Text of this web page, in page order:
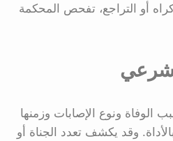
أو التراجع، تفحص المحكمة
الوفاة ونوع الإصابات وزمنها
بالأداة. وقد يكشف تعدد الجناة أو